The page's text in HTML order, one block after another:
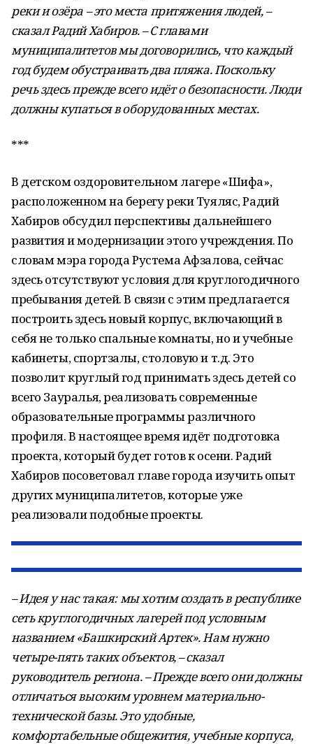
реки и озёра – это места притяжения людей, –
сказал Радий Хабиров. – С главами
муниципалитетов мы договорились, что каждый
год будем обустраивать два пляжа. Поскольку
речь здесь прежде всего идёт о безопасности. Люди
должны купаться в оборудованных местах.
***
В детском оздоровительном лагере «Шифа»,
расположенном на берегу реки Туяляс, Радий
Хабиров обсудил перспективы дальнейшего
развития и модернизации этого учреждения. По
словам мэра города Рустема Афзалова, сейчас
здесь отсутствуют условия для круглогодичного
пребывания детей. В связи с этим предлагается
построить здесь новый корпус, включающий в
себя не только спальные комнаты, но и учебные
кабинеты, спортзалы, столовую и т.д. Это
позволит круглый год принимать здесь детей со
всего Зауралья, реализовать современные
образовательные программы различного
профиля. В настоящее время идёт подготовка
проекта, который будет готов к осени. Радий
Хабиров посоветовал главе города изучить опыт
других муниципалитетов, которые уже
реализовали подобные проекты.
– Идея у нас такая: мы хотим создать в республике
сеть круглогодичных лагерей под условным
названием «Башкирский Артек». Нам нужно
четыре-пять таких объектов, – сказал
руководитель региона. – Прежде всего они должны
отличаться высоким уровнем материально-
технической базы. Это удобные,
комфортабельные общежития, учебные корпуса,